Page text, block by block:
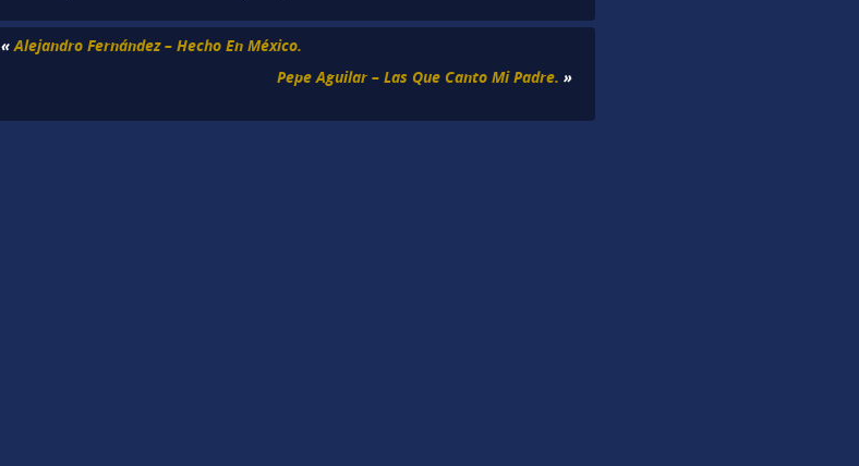
«Alejandro Fernández – Hecho En México.
Pepe Aguilar – Las Que Canto Mi Padre. »